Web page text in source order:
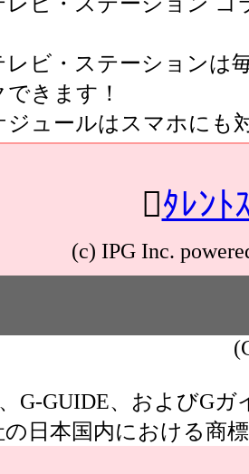
レビ・ステーション
きます！
ジュールはスマホにも
ﾀﾚﾝﾄ
(c) IPG Inc.
G-GUIDE、およびG
日本国内における商